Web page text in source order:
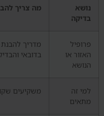
נושא
בדיקה
מה צריך
פרופיל
האזור או
הנושא
מדריך
בדובאי
למי זה
מתאים
משקיעים